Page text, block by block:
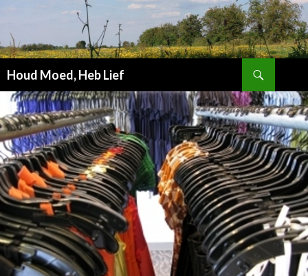
Houd Moed, Heb Lief
NAAR
INHOUD